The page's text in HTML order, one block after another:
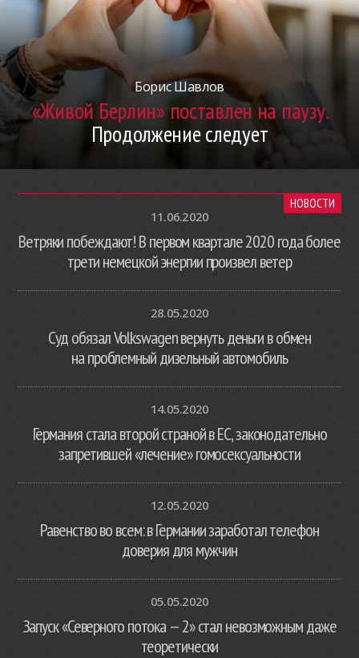
Борис Шавлов
«Живой Берлин» поставлен на паузу.
Продолжение следует
НОВОСТИ
11.06.2020
Ветряки побеждают! В первом квартале 2020 года более
трети немецкой энергии произвел ветер
28.05.2020
Суд обязал Volkswagen вернуть деньги в обмен
на проблемный дизельный автомобиль
14.05.2020
Германия стала второй страной в ЕС, законодательно
запретившей «лечение» гомосексуальности
12.05.2020
Равенство во всем: в Германии заработал телефон
доверия для мужчин
05.05.2020
Запуск «Северного потока — 2» стал невозможным даже
теоретически